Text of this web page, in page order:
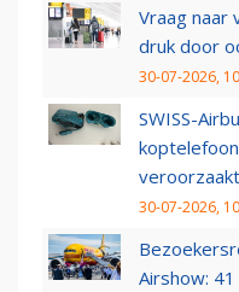
Vraag naar
druk door
30-07-2026,
SWISS-
veroorzaakt
30-07-2026,
Airshow: